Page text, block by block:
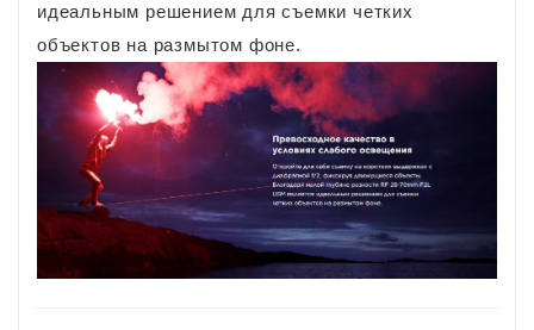
идеальным решением для съемки четких
объектов на размытом фоне.